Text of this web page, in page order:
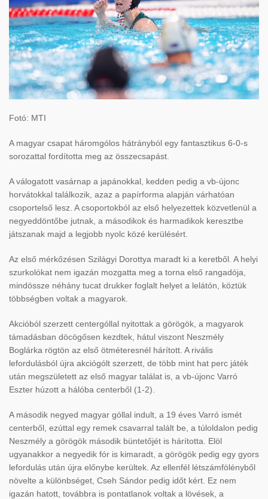
Fotó: MTI
A magyar csapat háromgólos hátrányból egy fantasztikus 6-0-s
sorozattal fordította meg az összecsapást.
A válogatott vasárnap a japánokkal, kedden pedig a vb-újonc
horvátokkal találkozik, azaz a papírforma alapján várhatóan
csoportelső lesz. A csoportokból az első helyezettek közvetlenül a
negyeddöntőbe jutnak, a másodikok és harmadikok keresztbe
játszanak majd a legjobb nyolc közé kerülésért.
Az első mérkőzésen Szilágyi Dorottya maradt ki a keretből. A helyi
szurkolókat nem igazán mozgatta meg a torna első rangadója,
mindössze néhány tucat drukker foglalt helyet a lelátón, köztük
többségben voltak a magyarok.
Akcióból szerzett centergóllal nyitottak a görögök, a magyarok
támadásban döcögősen kezdtek, hátul viszont Neszmély
Boglárka rögtön az első ötméteresnél hárított. A rivális
lefordulásból újra akciógólt szerzett, de több mint hat perc játék
után megszületett az első magyar találat is, a vb-újonc Varró
Eszter húzott a hálóba centerből (1-2).
A második negyed magyar góllal indult, a 19 éves Varró ismét
centerből, ezúttal egy remek csavarral talált be, a túloldalon pedig
Neszmély a görögök második büntetőjét is hárította. Elöl
ugyanakkor a negyedik fór is kimaradt, a görögök pedig egy gyors
lefordulás után újra előnybe kerültek. Az ellenfél létszámfölényből
növelte a különbséget, Cseh Sándor pedig időt kért. Ez nem
igazán hatott, továbbra is pontatlanok voltak a lövések, a